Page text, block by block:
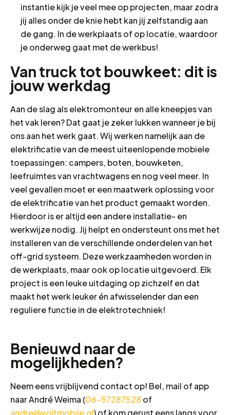
instantie kijk je veel mee op projecten, maar zodra
jij alles onder de knie hebt kan jij zelfstandig aan
de gang. In de werkplaats of op locatie, waardoor
je onderweg gaat met de werkbus!
Van truck tot bouwkeet: dit is
jouw werkdag
Aan de slag als elektromonteur en alle kneepjes van
het vak leren? Dat gaat je zeker lukken wanneer je bij
ons aan het werk gaat. Wij werken namelijk aan de
elektrificatie van de meest uiteenlopende mobiele
toepassingen: campers, boten, bouwketen,
leefruimtes van vrachtwagens en nog veel meer. In
veel gevallen moet er een maatwerk oplossing voor
de elektrificatie van het product gemaakt worden.
Hierdoor is er altijd een andere installatie- en
werkwijze nodig. Jij helpt en ondersteunt ons met het
installeren van de verschillende onderdelen van het
off-grid systeem. Deze werkzaamheden worden in
de werkplaats, maar ook op locatie uitgevoerd. Elk
project is een leuke uitdaging op zichzelf en dat
maakt het werk leuker én afwisselender dan een
reguliere functie in de elektrotechniek!
Benieuwd naar de
mogelijkheden?
Neem eens vrijblijvend contact op! Bel, mail of app
naar André Weima (06-57287528 of
andre@voltmobile.nl) of kom gerust eens langs voor